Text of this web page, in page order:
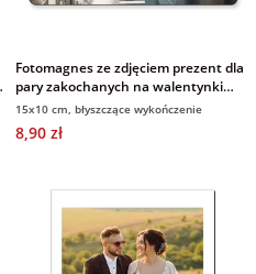
Fotomagnes ze zdjęciem prezent dla
pary zakochanych na walentynki
15x10 cm
15x10 cm, błyszczące wykończenie
8,90 zł